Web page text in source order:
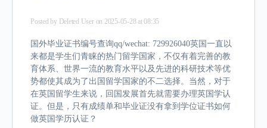
Posted by Deleted User on 2025-05-28 at 08:35
国外毕业证书编号查询qq/wechat: 729926040英国一直以
来都是学生们青睐的热门留学国家，不仅有着完善的教
育体系、世界一流的教育水平以及先进的科研技术等优
势都使其成为了出国留学国家的不二选择。当然，对于
在英国留学生来说，回国发展首先就需要办理英国学认
证。但是，只有成绩单和毕业证没有拿到学位证书如何
做英国学历认证？